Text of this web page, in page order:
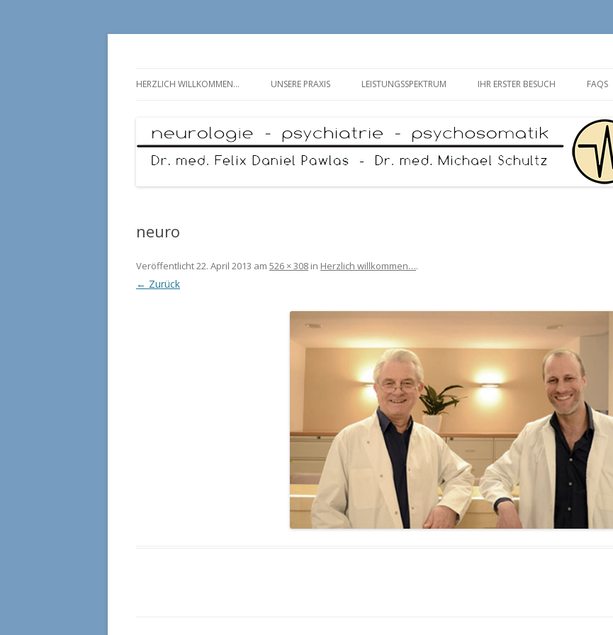
Inhalt
HERZLICH WILLKOMMEN… UNSERE PRAXIS LEISTUNGSSPEKTRUM IHR ERSTER BESUCH FAQS
neuro
Veröffentlicht22. April 2013 am 526 × 308 in Herzlich willkommen….
← Zurück